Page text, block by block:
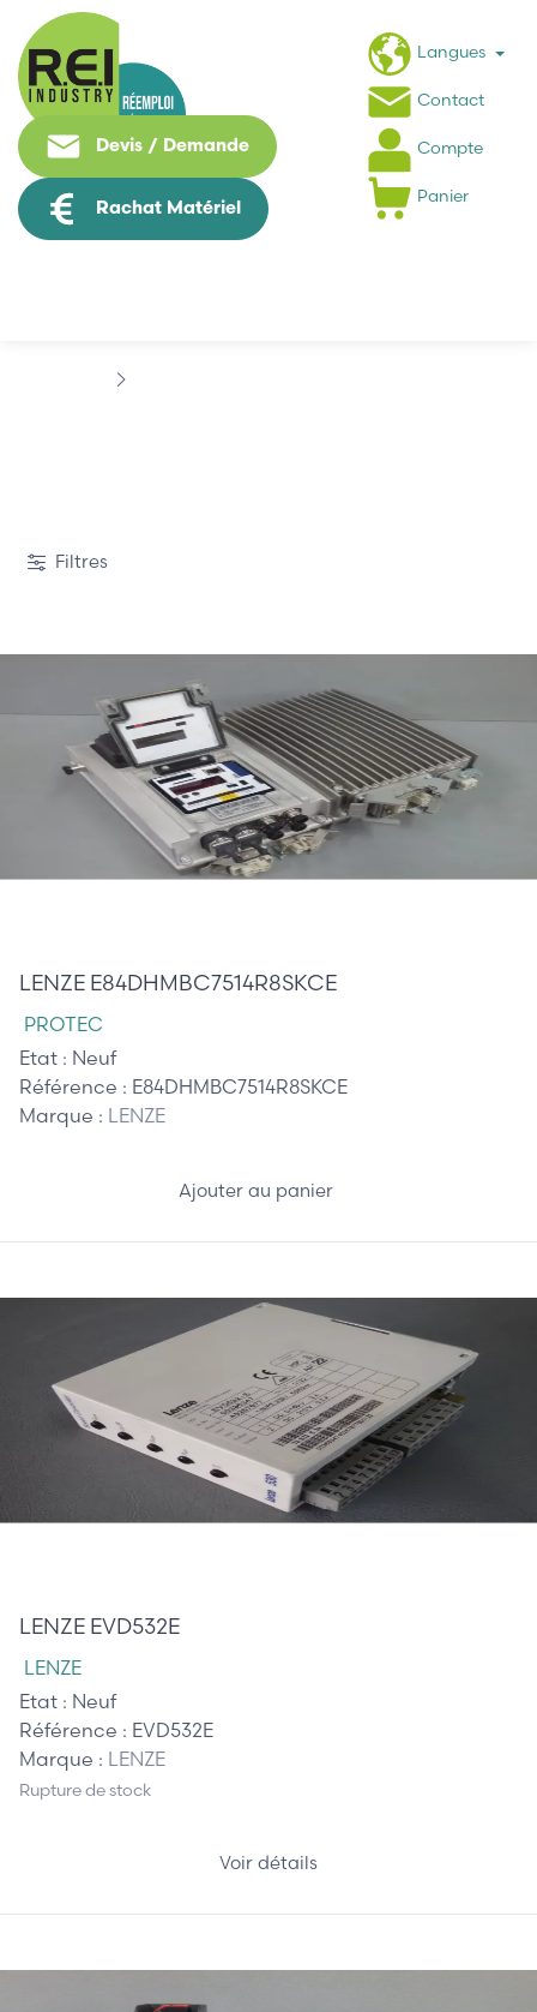
Devis / Demande
Rachat Matériel
Langues
Contact
Compte
Panier
Filtres
LENZE E84DHMBC7514R8SKCE
PROTEC
Etat : Neuf
Référence : E84DHMBC7514R8SKCE
Marque : LENZE
Ajouter au panier
LENZE EVD532E
LENZE
Etat : Neuf
Référence : EVD532E
Marque : LENZE
Rupture de stock
Voir détails